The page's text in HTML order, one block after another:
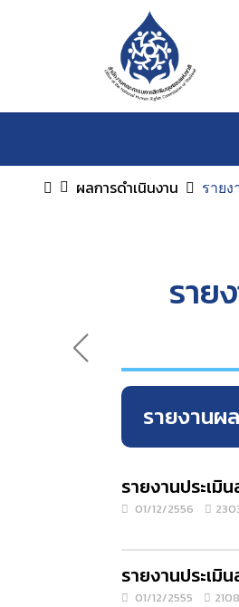
ผลการดำเนินงาน ราย
ราย
รายงานผ
รายงานประเมิ
01/12/2556
รายงานประเมิ
01/12/2555 2108